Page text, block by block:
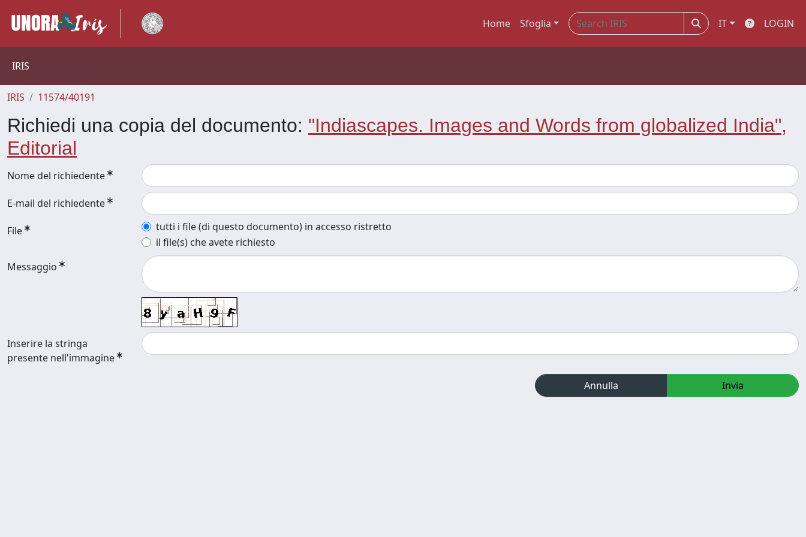
Home Sfoglia IT LOGIN
IRIS
IRIS 11574/40191
Richiedi una copia del documento: "Indiascapes. Images and Words from globalized India",
Editorial
Nome del richiedente
E-mail del richiedente
File
tutti i file (di questo documento) in accesso ristretto
il file(s) che avete richiesto
Messaggio
Inserire la stringa
presente nell'immagine
Annulla Invia